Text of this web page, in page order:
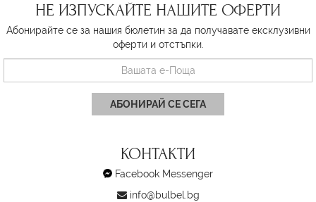
НЕ ИЗПУСКАЙТЕ НАШИТЕ ОФЕРТИ
Абонирайте се за нашия бюлетин за да получавате ексклузивни
оферти и отстъпки.
АБОНИРАЙ СЕ СЕГА
КОНТАКТИ
Facebook Messenger
info@bulbel.bg